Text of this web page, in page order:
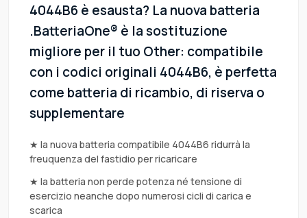
4044B6 è esausta? La nuova batteria
.BatteriaOne® è la sostituzione
migliore per il tuo Other: compatibile
con i codici originali 4044B6, è perfetta
come batteria di ricambio, di riserva o
supplementare
★ la nuova batteria compatibile 4044B6 ridurrà la
freuquenza del fastidio per ricaricare
★ la batteria non perde potenza né tensione di
esercizio neanche dopo numerosi cicli di carica e
scarica